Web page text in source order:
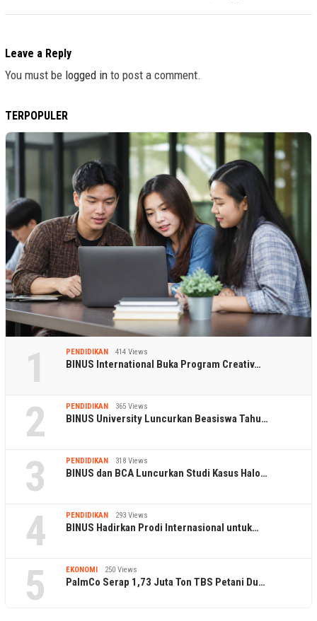
Leave a Reply
You must be logged in to post a comment.
TERPOPULER
1 PENDIDIKAN 414 Views
BINUS International Buka Program Creativ…
2 PENDIDIKAN 365 Views
BINUS University Luncurkan Beasiswa Tahu…
3 PENDIDIKAN 318 Views
BINUS dan BCA Luncurkan Studi Kasus Halo…
4 PENDIDIKAN 293 Views
BINUS Hadirkan Prodi Internasional untuk…
5 EKONOMI 250 Views
PalmCo Serap 1,73 Juta Ton TBS Petani Du…